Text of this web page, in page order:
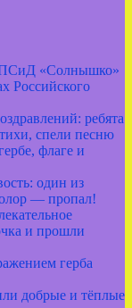
«Солнышко»
Российского
ребята
спели песню
флаге и
один из
— пропал!
и прошли
герба
добрые и тёплые